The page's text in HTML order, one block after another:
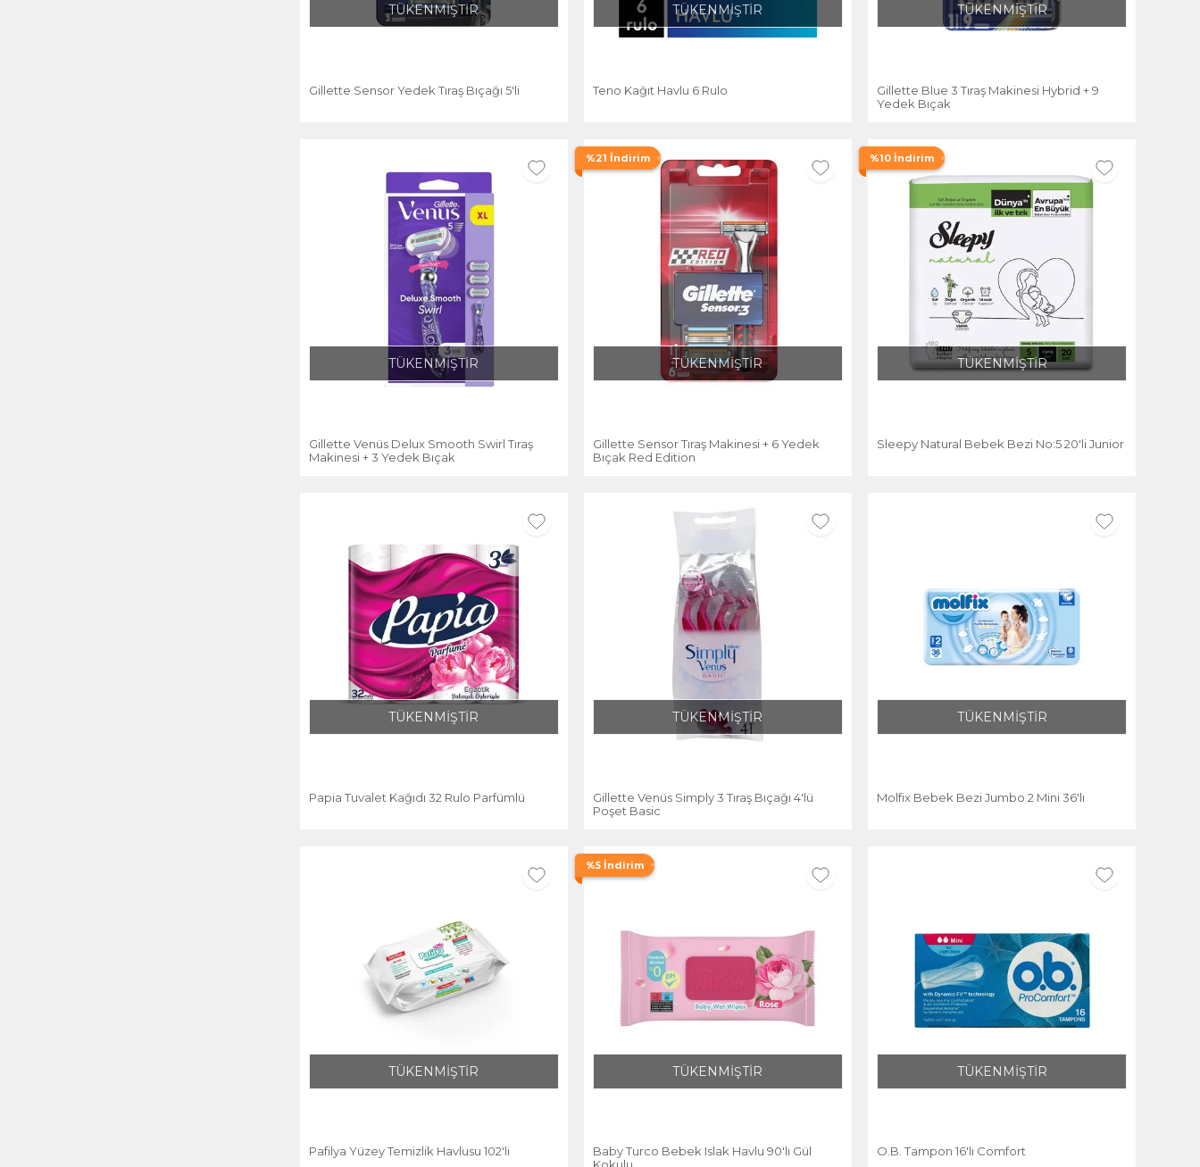
TÜKENMİŞTİR
Gillette Sensor Yedek Tıraş Bıçağı 5'li
TÜKENMİŞTİR
Teno Kağıt Havlu 6 Rulo
TÜKENMİŞTİR
Gillette Blue 3 Tıraş Makinesi Hybrid + 9
Yedek Bıçak
TÜKENMİŞTİR
Gillette Venüs Delux Smooth Swirl Tıraş
Makinesi + 3 Yedek Bıçak
%21 İndirim
TÜKENMİŞTİR
Gillette Sensor Tıraş Makinesi + 6 Yedek
Bıçak Red Edition
%10 İndirim
TÜKENMİŞTİR
Sleepy Natural Bebek Bezi No:5 20'li Junior
TÜKENMİŞTİR
Papia Tuvalet Kağıdı 32 Rulo Parfümlü
TÜKENMİŞTİR
Gillette Venüs Simply 3 Tıraş Bıçağı 4'lü
Poşet Basic
TÜKENMİŞTİR
Molfix Bebek Bezi Jumbo 2 Mini 36'lı
TÜKENMİŞTİR
Pafilya Yüzey Temizlik Havlusu 102'li
%5 İndirim
TÜKENMİŞTİR
Baby Turco Bebek Islak Havlu 90'lı Gül
TÜKENMİŞTİR
O.B. Tampon 16'lı Comfort